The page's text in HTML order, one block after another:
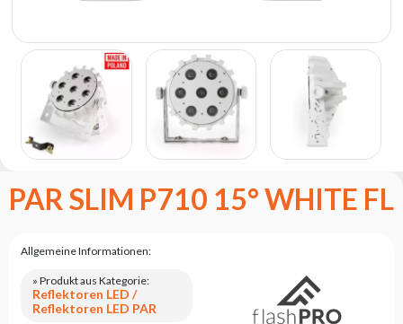
Satzung
Kontakt
Karriere
Serviceanfrage
Rücksendung
Produkts
nach dem
Leasing
Häufig
Gestellte
PAR SLIM P710 15° WHITE FL
Allgemeine Informationen:
» Produkt aus Kategorie:
Reflektoren LED /
Reflektoren LED PAR